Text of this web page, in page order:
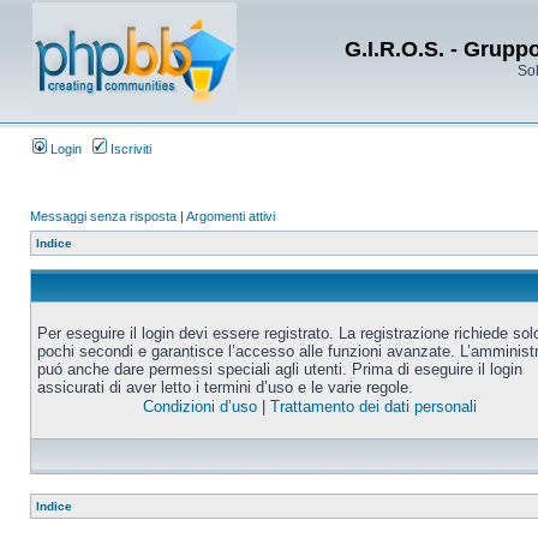
G.I.R.O.S. -
Login Iscriviti
Messaggi senza risposta | Argomenti attivi
Indice
Per eseguire il login devi essere registrato. La registrazione richiede
pochi secondi e garantisce l’accesso alle funzioni avanzate.
puó anche dare permessi speciali agli utenti. Prima di eseguire il login
assicurati di aver letto i termini d’uso e le varie regole.
Condizioni d’uso| Trattamento dei dati personali
Indice